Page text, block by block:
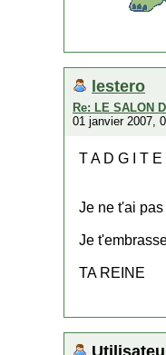
lestero
Re: LE SALON
01 janvier 2007,
T A D G I T
Je ne t'ai
Je
TA REINE